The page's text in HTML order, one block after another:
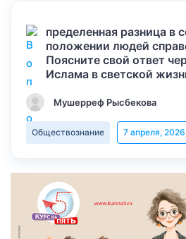
пределенная разница в
положении людей
Поясните свой ответ
Ислама в светской
Мушерреф Рысбекова
Обществознание 7 апреля, 2026